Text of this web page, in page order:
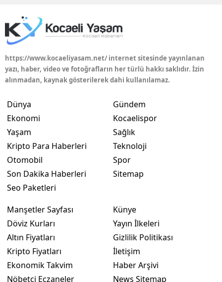
Kütahya
Malatya
Kahramanmaraş
Ordu
Sakarya
https://www.kocaeliyasam.net/ internet sitesinde yayınlanan
yazı, haber, video ve fotoğrafların her türlü hakkı saklıdır. İzin
alınmadan, kaynak gösterilerek dahi kullanılamaz.
Dünya
Ekonomi
Yaşam
Kripto Para Haberleri
Otomobil
Son Dakika Haberleri
Seo Paketleri
Gündem
Kocaelispor
Sağlık
Teknoloji
Spor
Sitemap
Manşetler Sayfası
Döviz Kurları
Altın Fiyatları
Kripto Fiyatları
Ekonomik Takvim
Nöbetçi Eczaneler
Künye
Yayın İlkeleri
Gizlilik Politikası
İletişim
Haber Arşivi
News Sitemap